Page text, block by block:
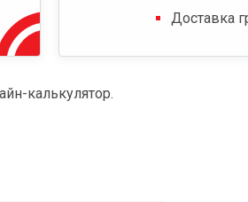
Доставка
калькулятор.